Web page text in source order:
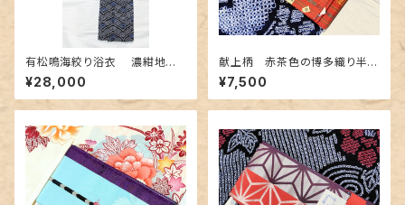
有松鳴海絞り浴衣 濃紺地に
青海波柄
¥28,000
献上柄 赤茶色の博多織り半幅
帯
¥7,500